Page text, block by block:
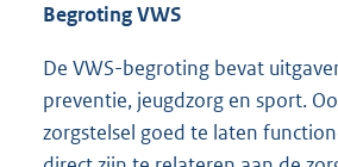
Begroting VWS
De VWS-begroting bevat
preventie, jeugdzorg en sport.
zorgstelsel goed te laten